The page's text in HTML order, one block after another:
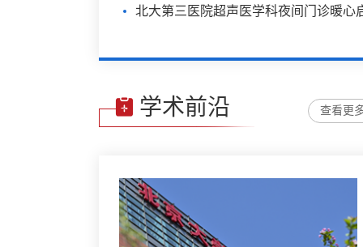
北大第三医院超声医学科夜间门诊暖心
学术前沿 查看更